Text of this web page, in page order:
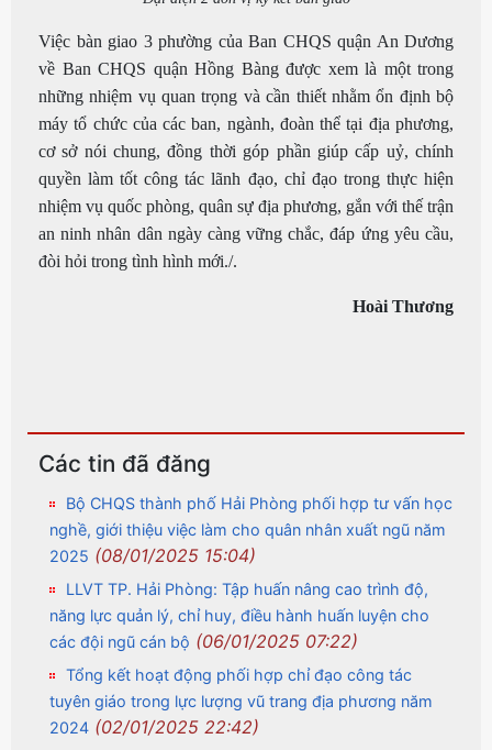
Việc bàn giao 3 phường của Ban CHQS quận An Dương
về Ban CHQS quận Hồng Bàng được xem là một trong
những nhiệm vụ quan trọng và cần thiết nhằm ổn định bộ
máy tổ chức của các ban, ngành, đoàn thể tại địa phương,
cơ sở nói chung, đồng thời góp phần giúp cấp uỷ, chính
quyền làm tốt công tác lãnh đạo, chỉ đạo trong thực hiện
nhiệm vụ quốc phòng, quân sự địa phương, gắn với thế trận
an ninh nhân dân ngày càng vững chắc, đáp ứng yêu cầu,
đòi hỏi trong tình hình mới./.
Hoài Thương
Các tin đã đăng
Bộ CHQS thành phố Hải Phòng phối hợp tư vấn học
nghề, giới thiệu việc làm cho quân nhân xuất ngũ năm
2025 (08/01/2025 15:04)
LLVT TP. Hải Phòng: Tập huấn nâng cao trình độ,
năng lực quản lý, chỉ huy, điều hành huấn luyện cho
các đội ngũ cán bộ (06/01/2025 07:22)
Tổng kết hoạt động phối hợp chỉ đạo công tác
tuyên giáo trong lực lượng vũ trang địa phương năm
2024 (02/01/2025 22:42)